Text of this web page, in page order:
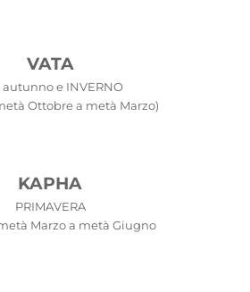
VATA
e INVERNO
Ottobre a metà Marzo)
KAPHA
PRIMAVERA
Marzo a metà Giugno